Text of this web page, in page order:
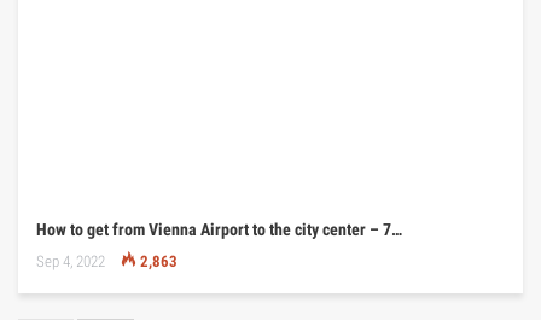
How to get from Vienna Airport to the city center – 7…
Sep 4, 2022 2,863